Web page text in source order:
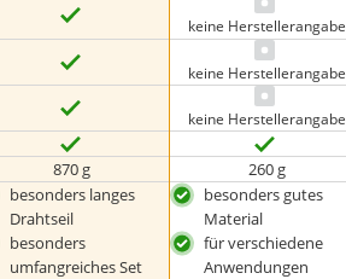
keine Herstellerangabe
keine Herstellerangabe
keine Herstellerangabe
870 g 260 g
besonders langes
Drahtseil
besonders
umfangreiches Set
besonders gutes
Material
für verschiedene
Anwendungen